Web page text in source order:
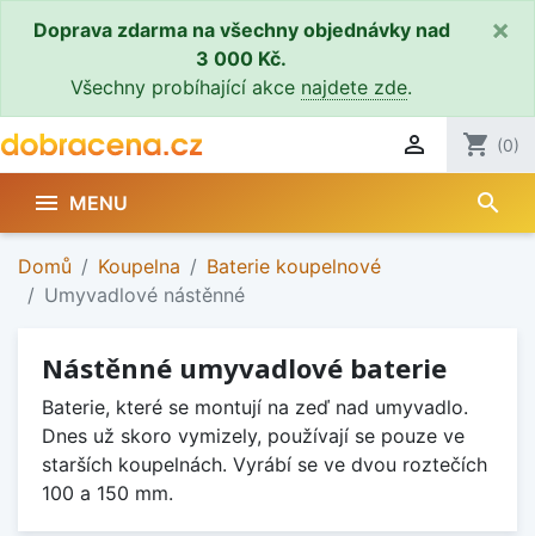
Doprava zdarma na všechny objednávky nad
3 000 Kč.
Všechny probíhající akce najdete zde.
×
 shopping_cart (0)
 MENU search
Domů Koupelna
Baterie koupelnové
Umyvadlové nástěnné
Nástěnné umyvadlové baterie
Baterie, které se montují na zeď nad umyvadlo.
Dnes už skoro vymizely, používají se pouze ve
starších koupelnách. Vyrábí se ve dvou roztečích
100 a 150 mm.